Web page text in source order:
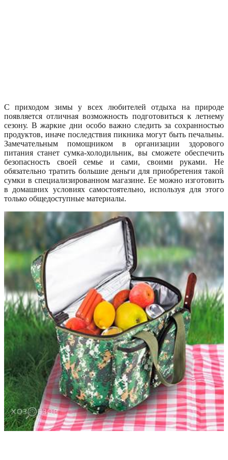
С приходом зимы у всех любителей отдыха на природе
появляется отличная возможность подготовиться к летнему
сезону. В жаркие дни особо важно следить за сохранностью
продуктов, иначе последствия пикника могут быть печальны.
Замечательным помощником в организации здорового
питания станет сумка-холодильник, вы сможете обеспечить
безопасность своей семье и сами, своими руками. Не
обязательно тратить большие деньги для приобретения такой
сумки в специализированном магазине. Ее можно изготовить
в домашних условиях самостоятельно, используя для этого
только общедоступные материалы.